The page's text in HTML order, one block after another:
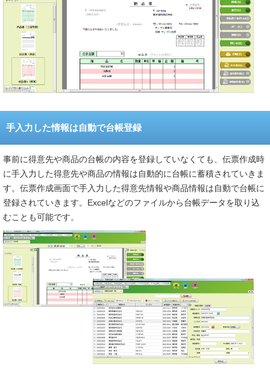
手入力した情報は自動で台帳登録
事前に得意先や商品の台帳の内容を登録していなくても、伝票作成時
に手入力した得意先や商品の情報は自動的に台帳に蓄積されていきま
す。伝票作成画面で手入力した得意先情報や商品情報は自動で台帳に
登録されていきます。Excelなどのファイルから台帳データを取り込
むことも可能です。